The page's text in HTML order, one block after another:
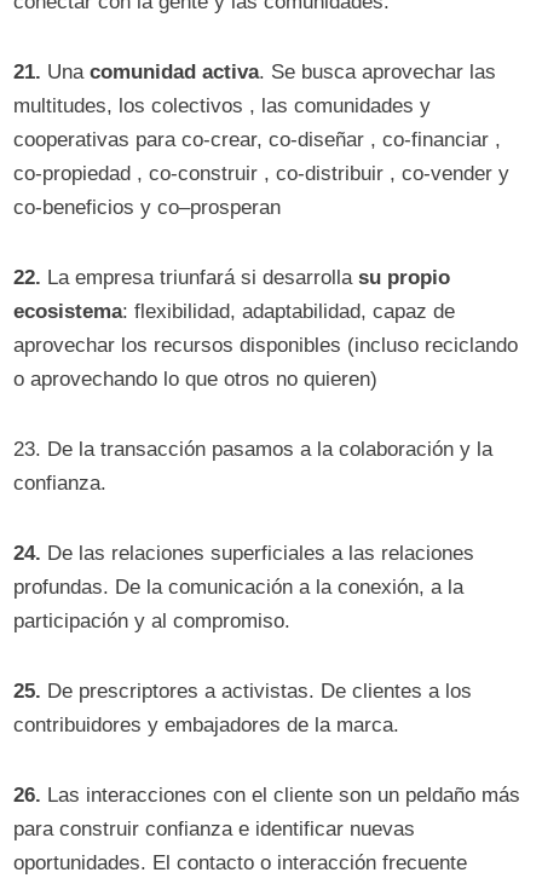
21. Unacomunidad activa. Se busca aprovechar las
multitudes, los colectivos , las comunidades y
cooperativas para co-crear, co-diseñar , co-financiar ,
co-propiedad , co-construir , co-distribuir , co-vender y
co-beneficios y co–prosperan
22. La empresa triunfará si desarrollasu propio
ecosistema: flexibilidad, adaptabilidad, capaz de
aprovechar los recursos disponibles (incluso reciclando
o aprovechando lo que otros no quieren)
23. De la transacción pasamos a la colaboración y la
confianza.
24. De las relaciones superficiales a las relaciones
profundas. De la comunicación a la conexión, a la
participación y al compromiso.
25. De prescriptores a activistas. De clientes a los
contribuidores y embajadores de la marca.
26. Las interacciones con el cliente son un peldaño más
para construir confianza e identificar nuevas
oportunidades. El contacto o interacción frecuente